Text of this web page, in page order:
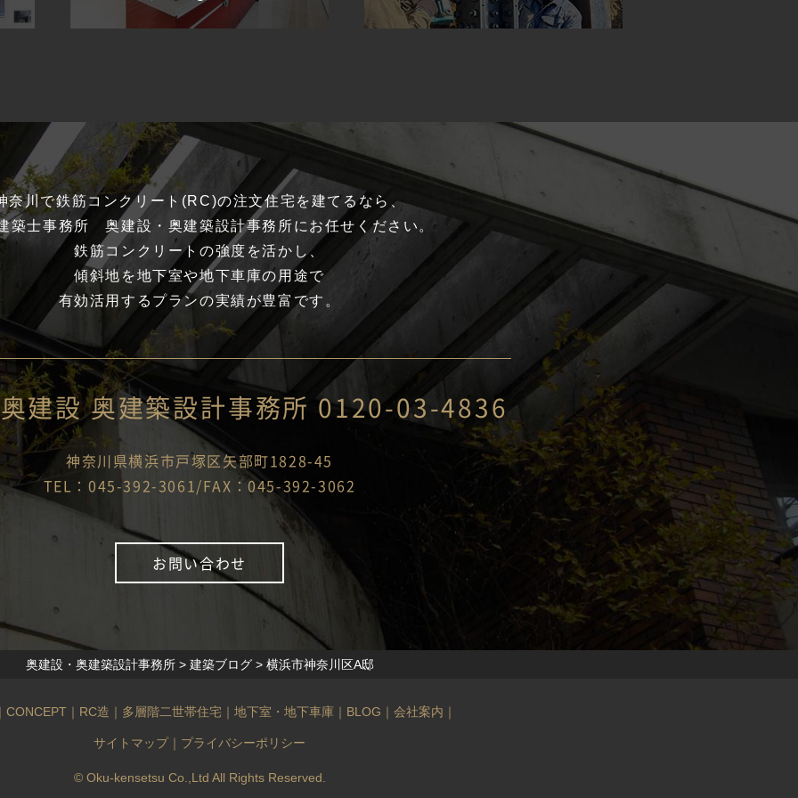
奈川で鉄筋コンクリート(RC)の注文住宅を建てるなら、
築士事務所 奥建設・ 奥建築設計事務所にお任せください。
鉄筋コンクリートの強度を活かし、
傾斜地を地下室や地下車庫の用途で
有効活用するプランの実績が豊富です。
建設奥建築設計事務所 0120-03-4836
神奈川県横浜市戸塚区矢部町1828-45
TEL：045-392-3061/FAX：045-392-3062
お問い合わせ
奥建設・奥建築設計事務所 > 建築ブログ > 横浜市神奈川区A邸
CONCEPT｜ RC造 ｜ 多層階二世帯住宅 ｜ 地下室・地下車庫｜ BLOG ｜ 会社案内 ｜
サイトマップ｜ プライバシーポリシー
© Oku-kensetsu Co.,Ltd All Rights Reserved.